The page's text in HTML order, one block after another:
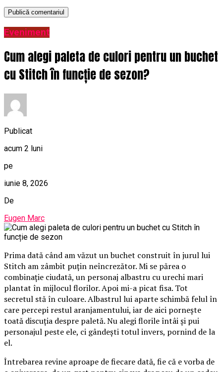
Eveniment
Cum alegi paleta de culori pentru un buchet
cu Stitch în funcție de sezon?
Publicat
acum 2 luni
pe
iunie 8, 2026
De
Eugen Marc
Prima dată când am văzut un buchet construit în jurul lui
Stitch am zâmbit puțin neîncrezător. Mi se părea o
combinație ciudată, un personaj albastru cu urechi mari
plantat în mijlocul florilor. Apoi mi-a picat fisa. Tot
secretul stă în culoare. Albastrul lui aparte schimbă felul în
care percepi restul aranjamentului, iar de aici pornește
toată discuția despre paletă. Nu alegi florile întâi și pui
personajul peste ele, ci gândești totul invers, pornind de la
el.
Întrebarea revine aproape de fiecare dată, fie că e vorba de